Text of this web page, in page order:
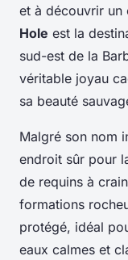
et à découvrir un
Hole est la
sud-est de la
véritable joyau
sa beauté
Malgré son nom
endroit sûr pour
de requins à
formations
protégé, idéal
eaux calmes et